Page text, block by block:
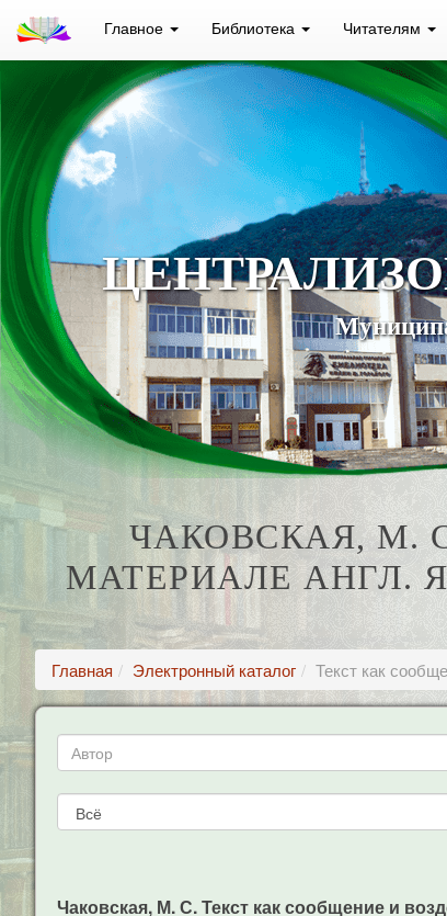
Главное Библиотека Читателям
ЧАКОВСКАЯ, М.
МАТЕРИАЛЕ АНГЛ.
Главная Электронный каталог Текст как
Чаковская, М. С. Текст как сообщение и